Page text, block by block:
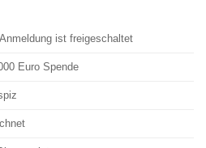
ist freigeschaltet
Euro Spende